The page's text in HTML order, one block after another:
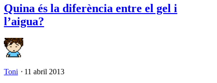
Quina és la diferència entre el gel i
l’aigua?
Toni ⋅ 11 abril 2013